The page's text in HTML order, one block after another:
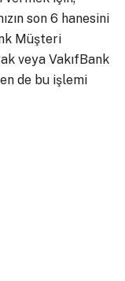
son 6 hanesini
Müşteri
veya VakıfBank
de bu işlemi